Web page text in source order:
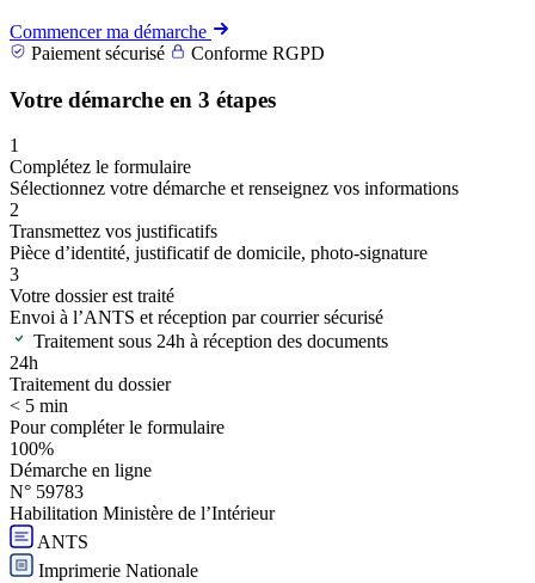
Commencer ma démarche
Paiement sécurisé
Conforme RGPD
Votre démarche en 3 étapes
1
Complétez le formulaire
Sélectionnez votre démarche et renseignez vos informations
2
Transmettez vos justificatifs
Pièce d’identité, justificatif de domicile, photo-signature
3
Votre dossier est traité
Envoi à l’ANTS et réception par courrier sécurisé
Traitement sous 24h à réception des documents
24h
Traitement du dossier
< 5 min
Pour compléter le formulaire
100%
Démarche en ligne
N° 59783
Habilitation Ministère de l’Intérieur
ANTS
Imprimerie Nationale